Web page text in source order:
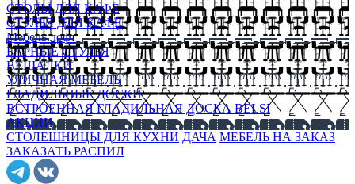
СТОЛЫ ДЛЯ КАФЕ
СТУЛЬЯ ДЛЯ КАФЕ
Мебель лофт
БАРНЫЕ СТУЛЬЯ
ВЕШАЛКИ
УЛИЧНАЯ МЕБЕЛЬ
ГЛАДИЛЬНЫЕ ДОСКИ
ВСТРОЕННАЯ ГЛАДИЛЬНАЯ ДОСКА BELSI
АКЦИИ
СТОЛЕШНИЦЫ ДЛЯ КУХНИ ДАЧА МЕБЕЛЬ НА ЗАКАЗ
ЗАКАЗАТЬ РАСПИЛ